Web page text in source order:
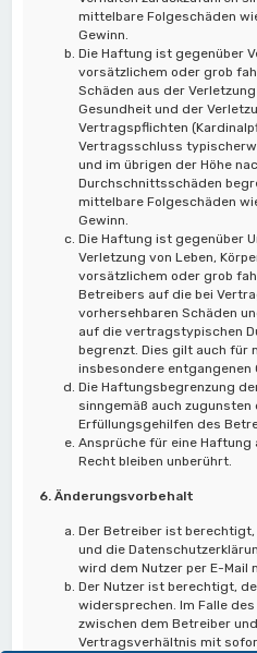
mittelbare Folgeschäden
Gewinn.
Die Haftung ist gegenüber
vorsätzlichem oder grob
Schäden aus der
Gesundheit und der
Vertragspflichten
Vertragsschluss
und im übrigen der Höhe
Durchschnittsschäden
mittelbare Folgeschäden
Gewinn.
Die Haftung ist gegenüber
Verletzung von Leben,
vorsätzlichem oder grob
Betreibers auf die bei
vorhersehbaren Schäden
auf die vertragstypischen
begrenzt. Dies gilt auch für
insbesondere entgangenen
Die Haftungsbegrenzung
sinngemäß auch zugunsten
Erfüllungsgehilfen des
Ansprüche für eine Haftung
Recht bleiben unberührt.
6. Änderungsvorbehalt
Der Betreiber ist
und die
wird dem Nutzer per E-Mail
Der Nutzer ist berechtigt,
widersprechen. Im Falle
zwischen dem Betreiber
Vertragsverhältnis mit